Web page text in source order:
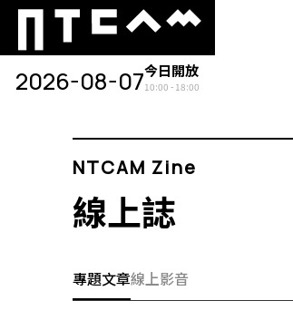
2026-08-07今日開放
10:00 - 18:00
NTCAM Zine
線上誌
專題文章線上影音